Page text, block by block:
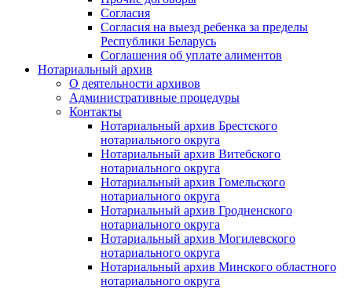
Согласия
Согласия на выезд ребенка за пределы
Республики Беларусь
Соглашения об уплате алиментов
Нотариальный архив
О деятельности архивов
Административные процедуры
Контакты
Нотариальный архив Брестского
нотариального округа
Нотариальный архив Витебского
нотариального округа
Нотариальный архив Гомельского
нотариального округа
Нотариальный архив Гродненского
нотариального округа
Нотариальный архив Могилевского
нотариального округа
Нотариальный архив Минского областного
нотариального округа